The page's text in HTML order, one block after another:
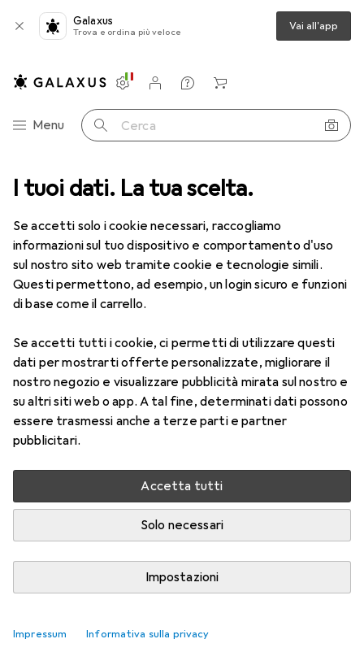
I tuoi dati. La tua scelta.
Se accetti solo i cookie necessari, raccogliamo
informazioni sul tuo dispositivo e comportamento d'uso
sul nostro sito web tramite cookie e tecnologie simili.
Questi permettono, ad esempio, un login sicuro e funzioni
di base come il carrello.
Se accetti tutti i cookie, ci permetti di utilizzare questi
dati per mostrarti offerte personalizzate, migliorare il
nostro negozio e visualizzare pubblicità mirata sul nostro e
su altri siti web o app. A tal fine, determinati dati possono
essere trasmessi anche a terze parti e partner
pubblicitari.
Accetta tutti
Solo necessari
Impostazioni
Impressum Informativa sulla privacy
Galaxus
Trova e ordina più veloce Vai all'app
Categoria Navigazione
Menu Cerca
Impostazioni
Conto cliente
Liste di confronto
Liste dei desideri
Carrello
Lenti a contatto Air Optix HydraGlyde per l'astigmatismo 6
1 Immagine
Air Optix HydraGlyde per
-2, Obiettivo mensile, 6 pz., Torico
Prezzo in EUR IVA incl.
EUR
50,93 EUR
8,49/1pz.
Consegna tra lun, 17/8 e mer, 19/8
Più di 10 pezzi in stock presso il fornitore
Aggiungi al carrello